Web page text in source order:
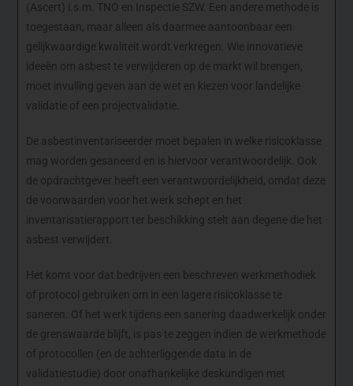
(Ascert) i.s.m. TNO en Inspectie SZW. Een andere methode is
toegestaan, maar alleen als daarmee aantoonbaar een
gelijkwaardige kwaliteit wordt verkregen. Wie innovatieve
ideeën om asbest te verwijderen op de markt wil brengen,
moet invulling geven aan de wet en kiezen voor landelijke
validatie of een projectvalidatie.
De asbestinventariseerder moet bepalen in welke risicoklasse
mag worden gesaneerd en is hiervoor verantwoordelijk. Ook
de opdrachtgever heeft een verantwoordelijkheid, omdat deze
de voorwaarden voor het werk schept en het
inventarisatierapport ter beschikking stelt aan degene die het
asbest verwijdert.
Het komt voor dat bedrijven een beschreven werkmethodiek
of protocol gebruiken om in een lagere risicoklasse te
saneren. Of het werk tijdens een sanering daadwerkelijk onder
de grenswaarde blijft, is pas te zeggen indien de werkmethode
of protocollen (en de achterliggende data in de
validatiestudie) door onafhankelijke deskundigen met